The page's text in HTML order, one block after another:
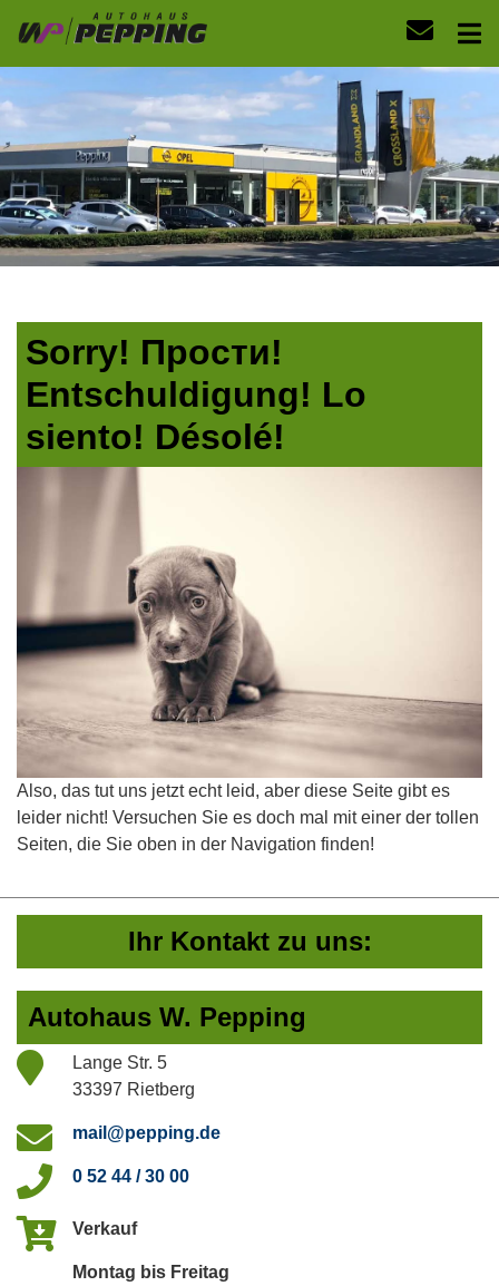
Sorry! Прости!
Entschuldigung! Lo
siento! Désolé!
Also, das tut uns jetzt echt leid, aber diese Seite gibt es
leider nicht! Versuchen Sie es doch mal mit einer der tollen
Seiten, die Sie oben in der Navigation finden!
Ihr Kontakt zu uns:
Autohaus W. Pepping
Lange Str. 5
33397 Rietberg
mail@pepping.de
0 52 44 / 30 00
Verkauf
Montag bis Freitag